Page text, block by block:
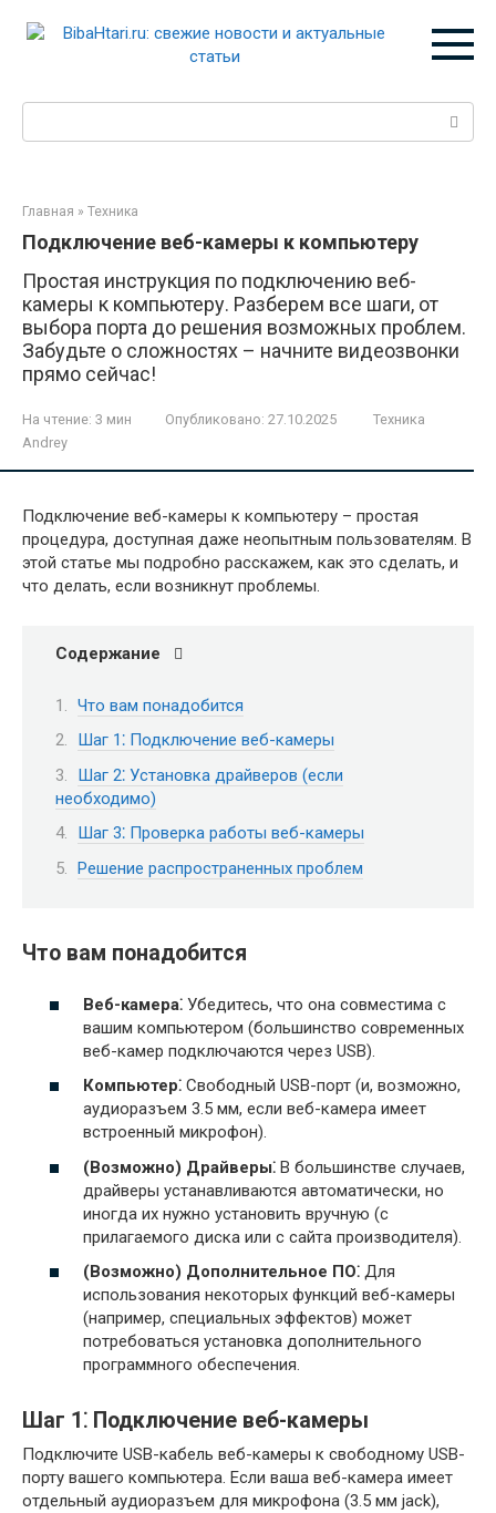
Главная » Техника
Подключение веб-камеры к компьютеру
Простая инструкция по подключению веб-
камеры к компьютеру. Разберем все шаги, от
выбора порта до решения возможных проблем.
Забудьте о сложностях – начните видеозвонки
прямо сейчас!
На чтение: 3 мин Опубликовано: 27.10.2025
Техника
Andrey
Подключение веб-камеры к компьютеру – простая
процедура, доступная даже неопытным пользователям. В
этой статье мы подробно расскажем, как это сделать, и
что делать, если возникнут проблемы.
Содержание
Что вам понадобится
Шаг 1⁚ Подключение веб-камеры
Шаг 2⁚ Установка драйверов (если
необходимо)
Шаг 3⁚ Проверка работы веб-камеры
Решение распространенных проблем
Что вам понадобится
Веб-камера⁚ Убедитесь, что она совместима с
вашим компьютером (большинство современных
веб-камер подключаются через USB).
Компьютер⁚ Свободный USB-порт (и, возможно,
аудиоразъем 3.5 мм, если веб-камера имеет
встроенный микрофон).
(Возможно) Драйверы⁚ В большинстве случаев,
драйверы устанавливаются автоматически, но
иногда их нужно установить вручную (с
прилагаемого диска или с сайта производителя).
(Возможно) Дополнительное ПО⁚ Для
использования некоторых функций веб-камеры
(например, специальных эффектов) может
потребоваться установка дополнительного
программного обеспечения.
Шаг 1⁚ Подключение веб-камеры
Подключите USB-кабель веб-камеры к свободному USB-
порту вашего компьютера. Если ваша веб-камера имеет
отдельный аудиоразъем для микрофона (3.5 мм jack),